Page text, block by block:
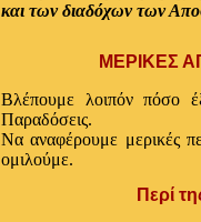
και των διαδόχων των
ΜΕΡΙΚΕΣ ΑΠΟ
Βλέπουμε λοιπόν πόσο
Παραδόσεις.
Να αναφέρουμε μερικές
ομιλούμε.
Περί